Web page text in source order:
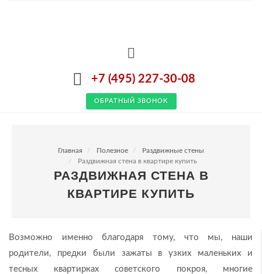
+7 (495) 227-30-08
ОБРАТНЫЙ ЗВОНОК
Главная Полезное
Раздвижные стены
Раздвижная стена в квартире купить
РАЗДВИЖНАЯ СТЕНА В
КВАРТИРЕ КУПИТЬ
Возможно именно благодаря тому, что мы, наши
родители, предки были зажаты в узких маленьких и
тесных квартирках советского покроя, многие